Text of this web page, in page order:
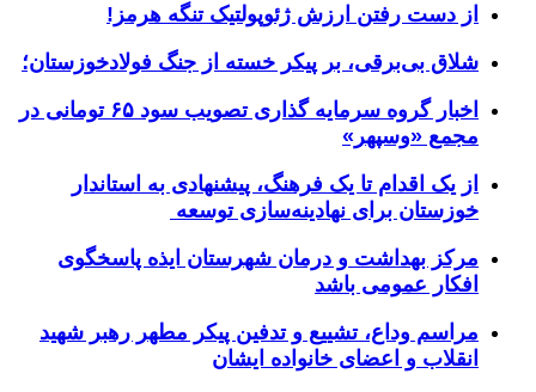
از دست رفتن ارزش ژئوپولتیک تنگه هرمز!
شلاق‌ بی‌برقی، بر پیکر خسته‌ از جنگ فولادخوزستان؛
اخبار گروه سرمایه گذاری تصویب سود ۶۵ تومانی در
مجمع «وسپهر»
از یک اقدام تا یک فرهنگ، پیشنهادی به استاندار
خوزستان برای نهادینه‌سازی توسعه
مرکز بهداشت و درمان شهرستان ایذه پاسخگوی
افکار عمومی باشد
مراسم وداع، تشییع و تدفین پیکر مطهر رهبر شهید
انقلاب و اعضای خانواده ایشان